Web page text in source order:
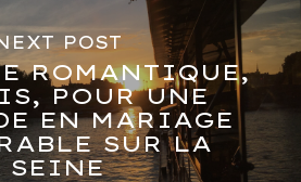
POST
ROMANTIQUE,
POUR UNE
EN MARIAGE
SUR LA
SEINE